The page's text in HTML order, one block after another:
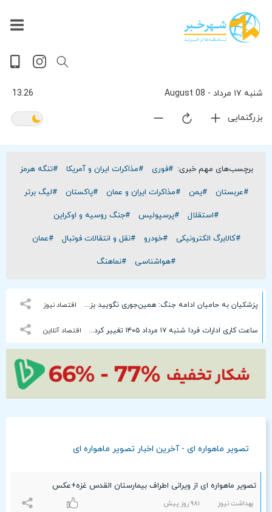
شنبه ۱۷ مرداد - 08 August 13.26
بزرگنمایی
پربیننده‌ترین
اخبار
آخرین
اخبار
پخش
داغ
ترین
سیاسی
ورزشی
اقتصادی
حوادث
گوناگون
تصویری
سلامت
جهان
فرهنگی
ویدیویی
بازار
برچسب‌های مهم خبری: #فوری #مذاکرات ایران و آمریکا #تنگه هرمز
#عربستان #یمن #مذاکرات ایران و عمان #پاکستان #لیگ برتر
#استقلال #پرسپولیس #جنگ روسیه و اوکراین
#کالابرگ الکترونیکی #خودرو #نقل و انتقالات فوتبال #عمان
#هواشناسی #نماهنگ
اقتصاد نیوز پزشکیان به حامیان ادامه جنگ: همین‌جوری نگویید بزن/تبعاتش را هم باید دید
اقتصاد آنلاین ساعت کاری ادارات فردا شنبه ۱۷ مرداد ۱۴۰۵ تغییر کرد / جزییات اعلام شد
تصویر ماهواره ای - آخرین اخبار تصویر ماهواره ای
تصویر ماهواره ای از ویرانی اطراف بیمارستان القدس غزه+عکس
بهداشت نیوز ٩۸۱ روز پیش